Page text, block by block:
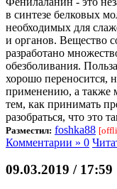
в синтезе белковых
необходимых для
и органов. Вещество
разработано
обезболивания.
хорошо переносится,
применению, а также
тем, как принимать
разобраться, что это
Разместил: foshka88
Комментарии » 0
09.03.2019 / 17:59